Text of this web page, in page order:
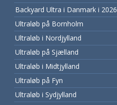
Backyard Ultra i Danmark i 2026
Ultraløb på Bornholm
Ultraløb i Nordjylland
Ultraløb på Sjælland
Ultraløb i Midtjylland
Ultraløb på Fyn
Ultraløb i Sydjylland